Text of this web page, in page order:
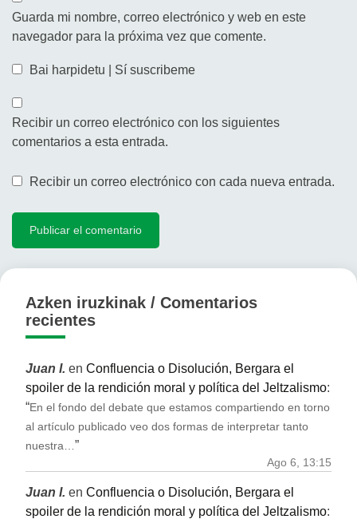
Guarda mi nombre, correo electrónico y web en este
navegador para la próxima vez que comente.
Bai harpidetu | Sí suscribeme
Recibir un correo electrónico con los siguientes
comentarios a esta entrada.
Recibir un correo electrónico con cada nueva entrada.
Azken iruzkinak / Comentarios
recientes
Juan I. en Confluencia o Disolución, Bergara el
spoiler de la rendición moral y política del Jeltzalismo:
“En el fondo del debate que estamos compartiendo en torno
al artículo publicado veo dos formas de interpretar tanto
nuestra… ”
Ago 6, 13:15
Juan I. en Confluencia o Disolución, Bergara el
spoiler de la rendición moral y política del Jeltzalismo: